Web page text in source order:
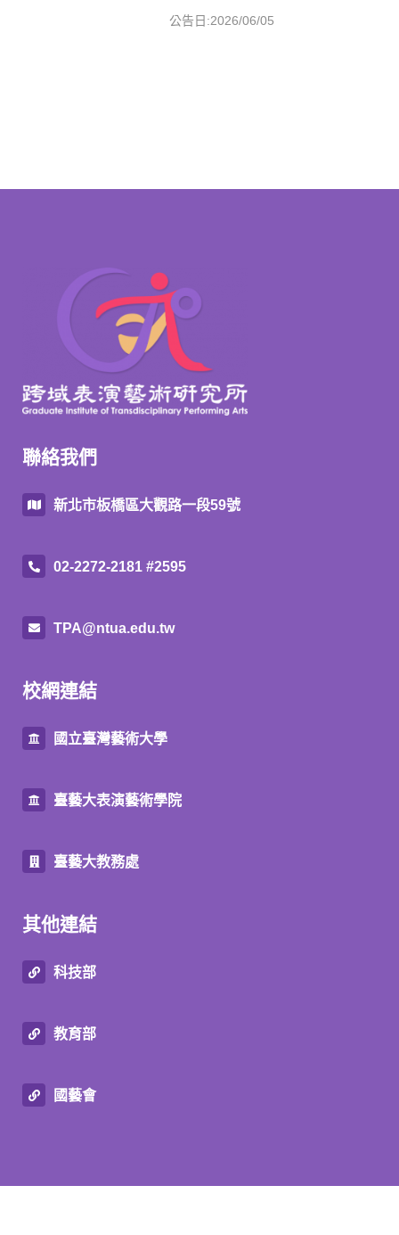
公告日:2026/06/05
聯絡我們
新北市板橋區大觀路一段59號
02-2272-2181 #2595
TPA@ntua.edu.tw
校網連結
國立臺灣藝術大學
臺藝大表演藝術學院
臺藝大教務處
其他連結
科技部
教育部
國藝會